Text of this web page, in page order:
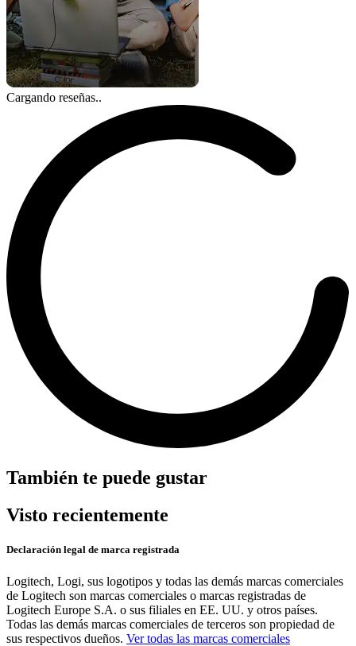
Cargando reseñas..
También te puede gustar
Visto recientemente
Declaración legal de marca registrada
Logitech, Logi, sus logotipos y todas las demás marcas comerciales
de Logitech son marcas comerciales o marcas registradas de
Logitech Europe S.A. o sus filiales en EE. UU. y otros países.
Todas las demás marcas comerciales de terceros son propiedad de
sus respectivos dueños. Ver todas las marcas comerciales